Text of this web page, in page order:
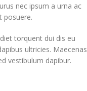
nec ipsum a urna ac
posuere.
torquent dui dis eu
ultricies. Maecenas
vestibulum dapibur.